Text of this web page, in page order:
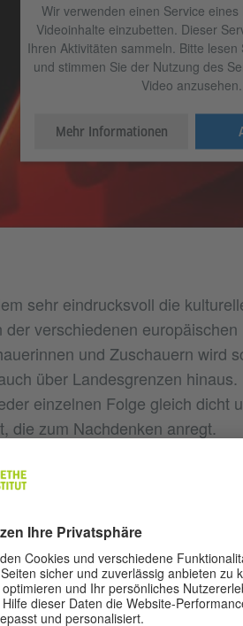
Wir verwenden einen Service
Videoinhalte einzubetten. Dieser
Ihren Aktivitäten sammeln. Bitte lesen
und stimmen Sie der Nutzung des
Video anzusehen.
Mehr Informationen
sehr eindrucksvoll die
der verschiedenen
und Zuschauern wird
über Landesgrenzen
einzelnen Folge gleich dicht
die zum Nachdenken anregt.